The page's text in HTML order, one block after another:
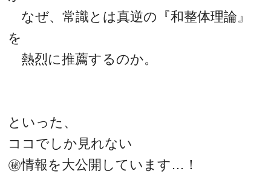
なぜ、常識とは真逆の『和整体理論』
を
熱烈に推薦するのか。
といった、
ココでしか見れない
㊙情報を大公開しています…！